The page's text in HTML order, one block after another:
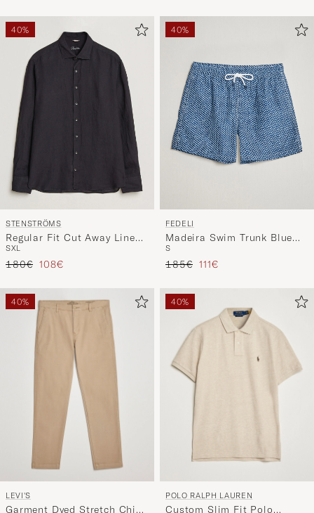
40%
STENSTRÖMS
Regular Fit Cut Away Linen
Shirt Black
SXL
Precio ordinario
180€ Precio reducido
108€
40%
FEDELI
Madeira Swim Trunk Blue
Flowers
S
Precio ordinario
185€ Precio reducido
111€
40%
LEVI'S
Garment Dyed Stretch Chino
40%
POLO RALPH LAUREN
Custom Slim Fit Polo